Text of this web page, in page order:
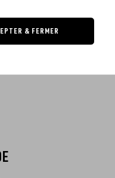
& FERMER